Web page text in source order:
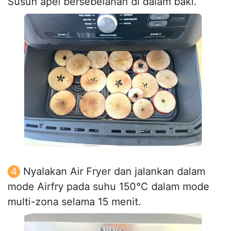
Nyalakan Air Fryer dan jalankan dalam
mode Airfry pada suhu 150°C dalam mode
multi-zona selama 15 menit.